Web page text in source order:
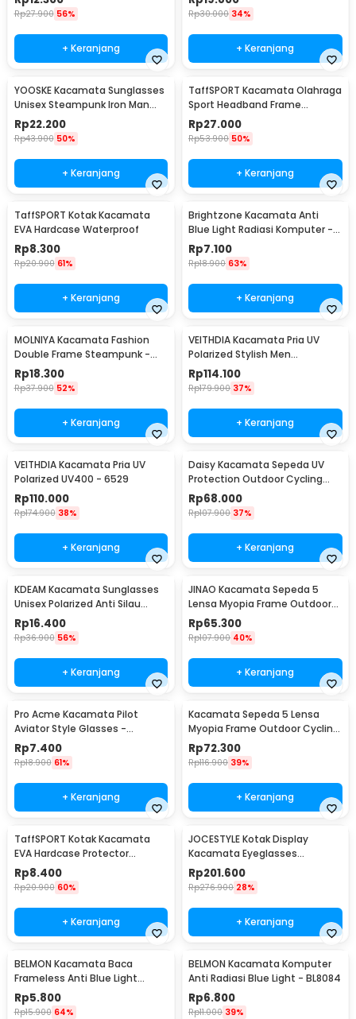
Rp27.900 56%
+ Keranjang
Rp30.000 34%
+ Keranjang
YOOSKE Kacamata Sunglasses
Unisex Steampunk Iron Man
Tony Stark - 3023
Rp22.200
Rp43.900 50%
+ Keranjang
TaffSPORT Kacamata Olahraga
Sport Headband Frame
Glasses - 9833
Rp27.000
Rp53.900 50%
+ Keranjang
TaffSPORT Kotak Kacamata
EVA Hardcase Waterproof
Rp8.300
Rp20.900 61%
+ Keranjang
Brightzone Kacamata Anti
Blue Light Radiasi Komputer -
E27
Rp7.100
Rp18.900 63%
+ Keranjang
MOLNIYA Kacamata Fashion
Double Frame Steampunk -
NE60
Rp18.300
Rp37.900 52%
+ Keranjang
VEITHDIA Kacamata Pria UV
Polarized Stylish Men
Sunglasses - 6588
Rp114.100
Rp179.900 37%
+ Keranjang
VEITHDIA Kacamata Pria UV
Polarized UV400 - 6529
Rp110.000
Rp174.900 38%
+ Keranjang
Daisy Kacamata Sepeda UV
Protection Outdoor Cycling
Sunglasses - X7
Rp68.000
Rp107.900 37%
+ Keranjang
KDEAM Kacamata Sunglasses
Unisex Polarized Anti Silau
Outdoor UV200 KD156 - KD156
Rp16.400
Rp36.900 56%
+ Keranjang
JINAO Kacamata Sepeda 5
Lensa Myopia Frame Outdoor
Cycling Sunglasses - 0089
Rp65.300
Rp107.900 40%
+ Keranjang
Pro Acme Kacamata Pilot
Aviator Style Glasses -
CC0744
Rp7.400
Rp18.900 61%
+ Keranjang
Kacamata Sepeda 5 Lensa
Myopia Frame Outdoor Cycling
Sunglasses - 0089
Rp72.300
Rp116.900 39%
+ Keranjang
TaffSPORT Kotak Kacamata
EVA Hardcase Protector
Waterproof - JL-10028
Rp8.400
Rp20.900 60%
+ Keranjang
JOCESTYLE Kotak Display
Kacamata Eyeglasses
Sunglasses Box 12 Slot - SWK78
Rp201.600
Rp276.900 28%
+ Keranjang
BELMON Kacamata Baca
Frameless Anti Blue Light
Reading Plus 1 - 641
Rp5.800
Rp15.900 64%
BELMON Kacamata Komputer
Anti Radiasi Blue Light - BL8084
Rp6.800
Rp11.000 39%